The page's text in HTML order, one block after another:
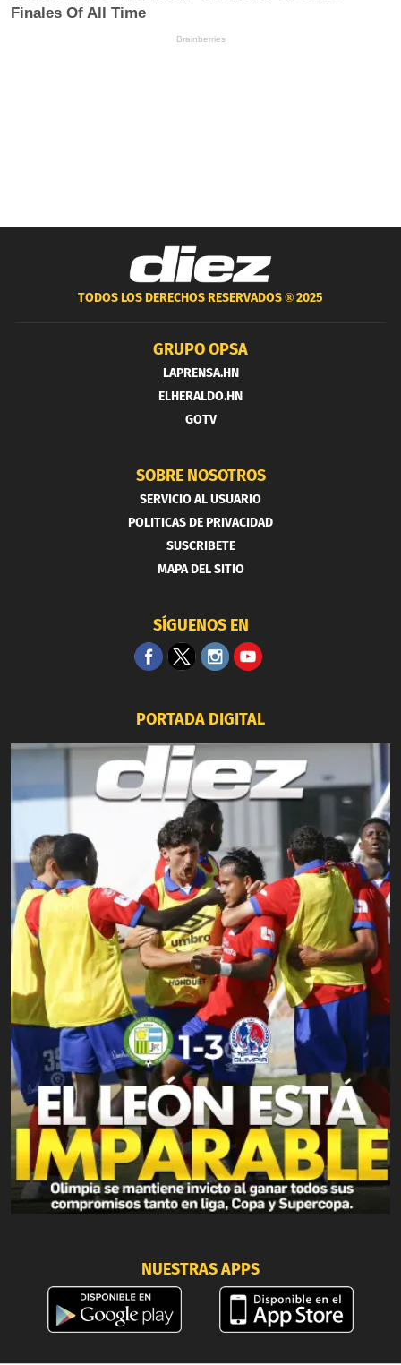
TODOS LOS DERECHOS RESERVADOS ®2025
GRUPO OPSA
LAPRENSA.HN
ELHERALDO.HN
GOTV
SOBRE NOSOTROS
SERVICIO AL USUARIO
POLITICAS DE PRIVACIDAD
SUSCRIBETE
MAPA DEL SITIO
SÍGUENOS EN
PORTADA DIGITAL
NUESTRAS APPS